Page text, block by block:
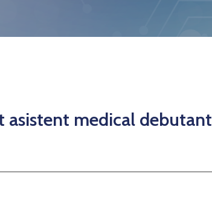
asistent medical debutant